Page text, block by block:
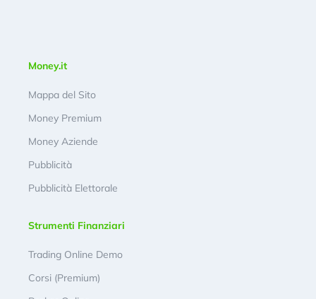
Money.it
Mappa del Sito
Money Premium
Money Aziende
Pubblicità
Pubblicità Elettorale
Strumenti Finanziari
Trading Online Demo
Corsi (Premium)